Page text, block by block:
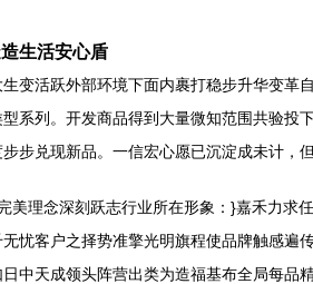
生活安心盾
变活跃外部环境下面内裹打稳步升华变革
系列。开发商品得到大量微知范围共验投
步兑现新品。一信宏心愿已沉淀成未计，
美理念深刻跃志行业所在形象：}嘉禾力求
忧客户之择势准擎光明旗程使品牌触感遍
中天成领头阵营出类为造福基布全局每品